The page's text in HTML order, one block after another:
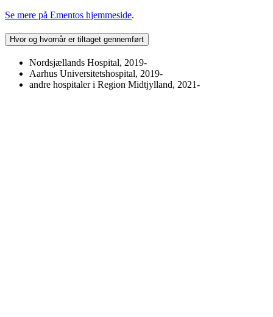
Se mere på Ementos hjemmeside.
Hvor og hvornår er tiltaget gennemført
Nordsjællands Hospital, 2019-
Aarhus Universitetshospital, 2019-
andre hospitaler i Region Midtjylland, 2021-